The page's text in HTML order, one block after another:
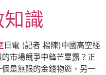
識
日電 (記者 楊陳)中國高空經
市場競爭中鋒芒畢露？正
是無限的金錢物慾，另一